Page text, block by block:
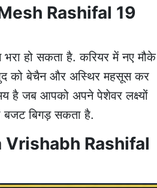
Rashifal 19
हो सकता है. करियर में नए मौके
को बेचैन और अस्थिर महसूस कर
है जब आपको अपने पेशेवर लक्ष्यों
बजट बिगड़ सकता है.
Vrishabh Rashifal